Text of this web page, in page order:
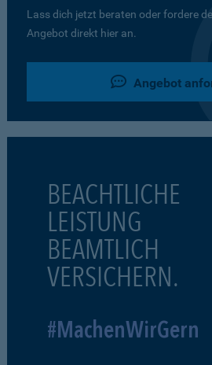
Lass dich jetzt beraten oder fordere
Angebot direkt hier an.
Angebot
BEACHTLICHE
LEISTUNG
BEAMTLICH
VERSICHERN.
#MachenWirGern